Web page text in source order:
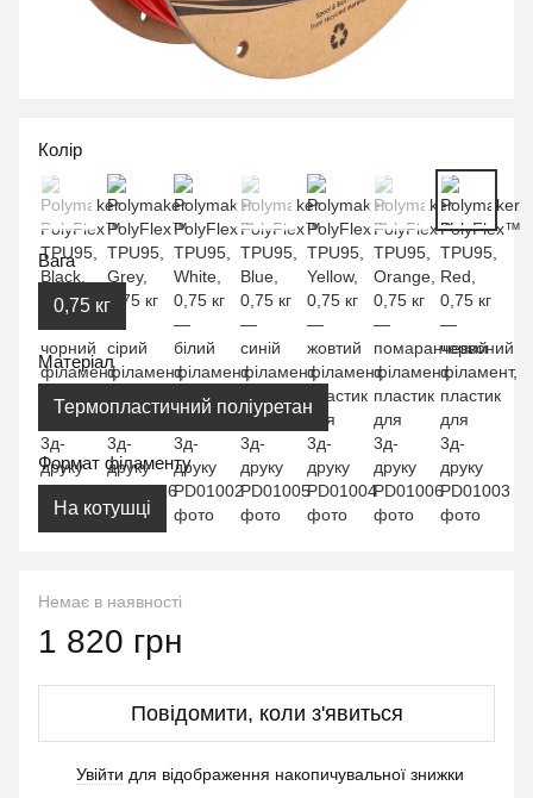
Колір
Вага
0,75 кг
Матеріал
Термопластичний поліуретан
Формат філаменту
На котушці
Немає в наявності
1 820 грн
Повідомити, коли з'явиться
Увійти для відображення накопичувальної знижки